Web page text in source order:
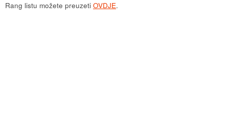
Rang listu možete preuzeti OVDJE.